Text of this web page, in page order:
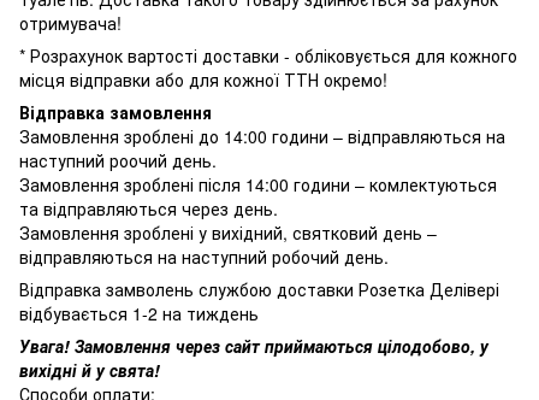
отримувача!
* Розрахунок вартості доставки - обліковується для кожного
місця відправки або для кожної ТТН окремо!
Відправка замовлення
Замовлення зроблені до 14:00 години – відправляються на
наступний роочий день.
Замовлення зроблені після 14:00 години – комлектуються
та відправляються через день.
Замовлення зроблені у вихідний, святковий день –
відправляються на наступний робочий день.
Відправка замволень службою доставки Розетка Делівері
відбувається 1-2 на тиждень
Увага! Замовлення через сайт приймаються цілодобово, у
вихідні й у свята!
Способи оплати: